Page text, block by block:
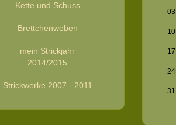
Kette und Schuss
Brettchenweben
mein Strickjahr
2014/2015
Strickwerke 2007 - 2011
03
10
17
24
31